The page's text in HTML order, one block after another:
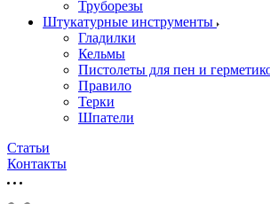
Труборезы
Штукатурные инструменты
Гладилки
Кельмы
Пистолеты для пен и
Правило
Терки
Шпатели
Статьи
Контакты